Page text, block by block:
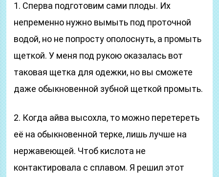
1. Сперва подготовим сами плоды. Их
непременно нужно вымыть под проточной
водой, но не попросту ополоснуть, а промыть
щеткой. У меня под рукою оказалась вот
таковая щетка для одежки, но вы сможете
даже обыкновенной зубной щеткой промыть.
2. Когда айва высохла, то можно перетереть
её на обыкновенной терке, лишь лучше на
нержавеющей. Чтоб кислота не
контактировала с сплавом. Я решил этот